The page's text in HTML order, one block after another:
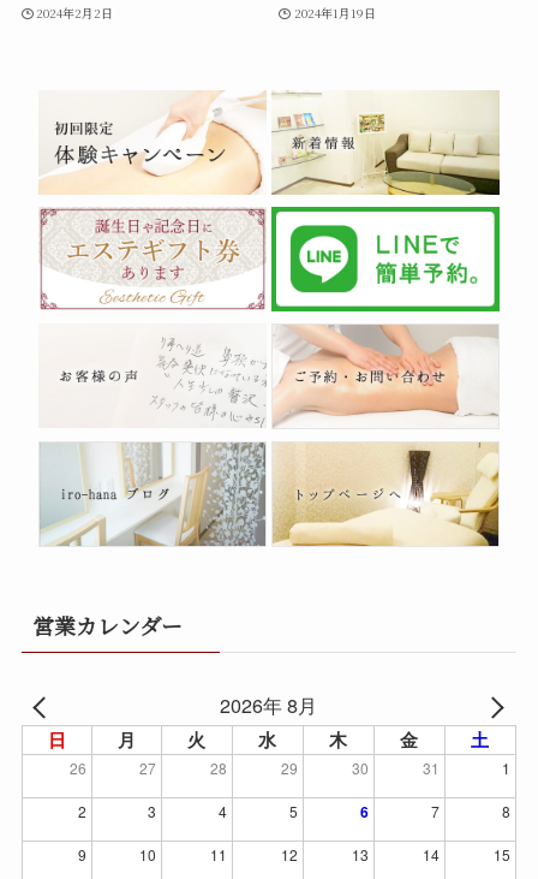
2024年2月2日 2024年1月19日
営業カレンダー
2026年 8月
日 月 火 水 木 金 土
26 27 28 29 30 31 1
2 3 4 5 6 7 8
9 10 11 12 13 14 15